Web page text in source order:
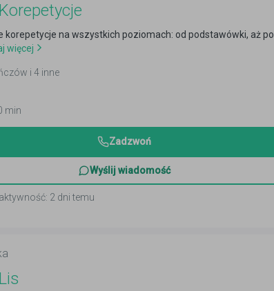
korepetycje na wszystkich poziomach: od podstawówki, aż po
więcej
i 4 inne
min
Zadzwoń
Wyślij wiadomość
2 dni temu